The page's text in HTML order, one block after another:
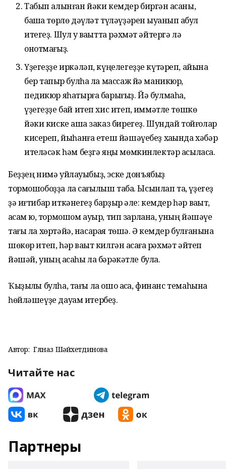
Табып алынған йәки кемдер биргән аҡсаны,
башҡа төрлө дәүләт түләүҙәрен ҡыуанып ҡабул
итегеҙ. Шул уҡ ваҡытта рәхмәт әйтергә лә
онотмағыҙ.
Үҙегеҙҙе иркәләп, күңелегеҙҙе күтәреп, айына
бер тапҡыр булһа ла массаж йә маникюр,
педикюр яһатырға барығыҙ. Йә булмаһа,
үҙегеҙҙе бай итеп хис итеп, ҡиммәтле төшкө
йәки киске ашҡа заказ бирегеҙ. Шундай тойғолар
кисереп, йыһанға етеш йәшәүебеҙ хаҡында хәбәр
ителәсәк һәм беҙгә яңы мөмкинлектәр асыласаҡ.
Беҙҙең нимә уйлауыбыҙ, эске донъябыҙ
тормошобоҙҙа ла сағылыш таба. Ысынлап та, үҙегеҙ
ҙә иғтибар иткәнегеҙ барҙыр әле: кемдер һәр ваҡыт,
аҡсам юҡ, тормошом ауыр, тип зарлана, уның йәшәүе
тағы ла хөртәйә, насарая төшә. Ә кемдер булғанына
шөкөр итеп, һәр ваҡыт килгән аҡсаға рәхмәт әйтеп
йәшәй, уның аҡсаһы ла бәрәкәтле була.
Ҡыҙыҡлы булһа, тағы ла ошо аҡса, финанс темаһына
һөйләшеүҙе дауам итербеҙ.
Автор: Гөлназ Шәйхетдинова
Читайте нас
Партнеры